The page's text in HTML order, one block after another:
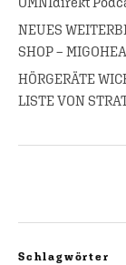
NEUES
SHOP –
HÖRGERÄTE
LISTE VON
Schlagwörter